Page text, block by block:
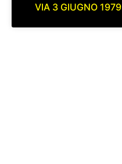
VIA 3 GIUGNO 1979